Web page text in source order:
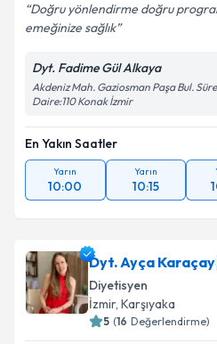
Doğru yönlendirme doğru
emeğinize sağlık
Dyt. Fadime Gül Alkaya
Akdeniz Mah. Gaziosman Paşa Bul.
Daire:110 Konak İzmir
En Yakın Saatler
Yarın
10:00
Yarın
10:15
Dyt. Ayça Karaçay
Diyetisyen
İzmir, Karşıyaka
5 (16 Değerlendirme)